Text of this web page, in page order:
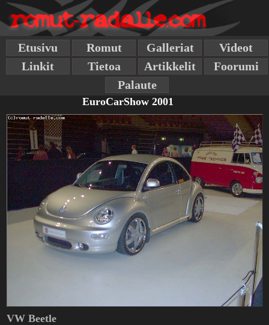
Etusivu Romut Galleriat
Videot
Linkit
Tietoa Artikkelit
Foorumi
Palaute
EuroCarShow 2001
VW Beetle